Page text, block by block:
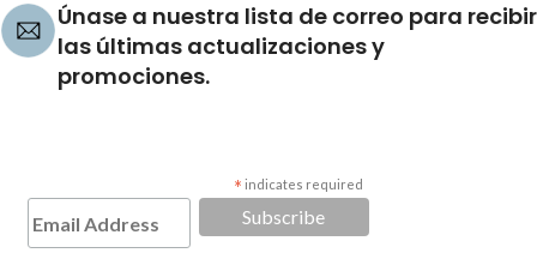
Únase a nuestra lista de correo para recibir
las últimas actualizaciones y
promociones.
* indicates required